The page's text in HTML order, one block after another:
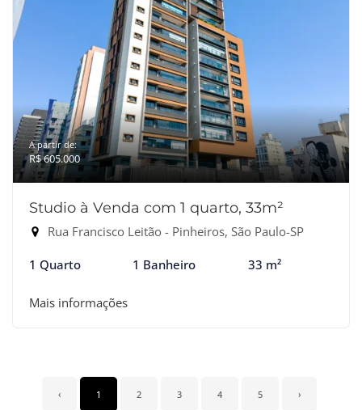
A partir de:
R$ 605.000
Studio à Venda com 1 quarto, 33m²
Rua Francisco Leitão - Pinheiros, São Paulo-SP
1 Quarto 1 Banheiro 33 m²
Mais informações
‹ 1 2 3 4 5 ›